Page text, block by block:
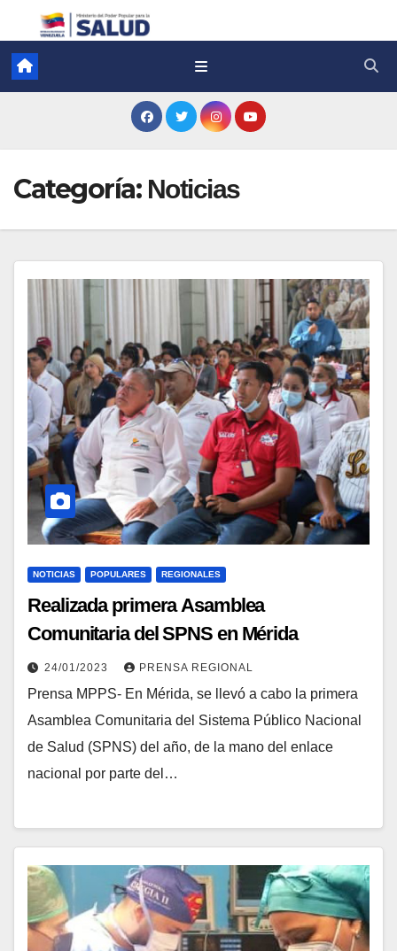
Categoría: Noticias
NOTICIAS POPULARES REGIONALES
Realizada primera Asamblea
Comunitaria del SPNS en Mérida
24/01/2023 PRENSA REGIONAL
Prensa MPPS- En Mérida, se llevó a cabo la primera
Asamblea Comunitaria del Sistema Público Nacional
de Salud (SPNS) del año, de la mano del enlace
nacional por parte del…